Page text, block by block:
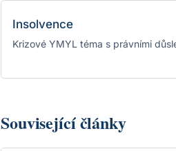
Insolvence
Krizové YMYL téma s právními
Související články